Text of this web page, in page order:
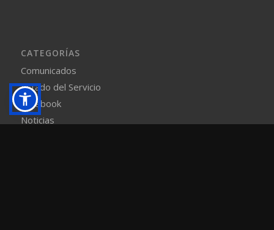
CATEGORÍAS
Comunicados
Estado del Servicio
Facebook
Noticias